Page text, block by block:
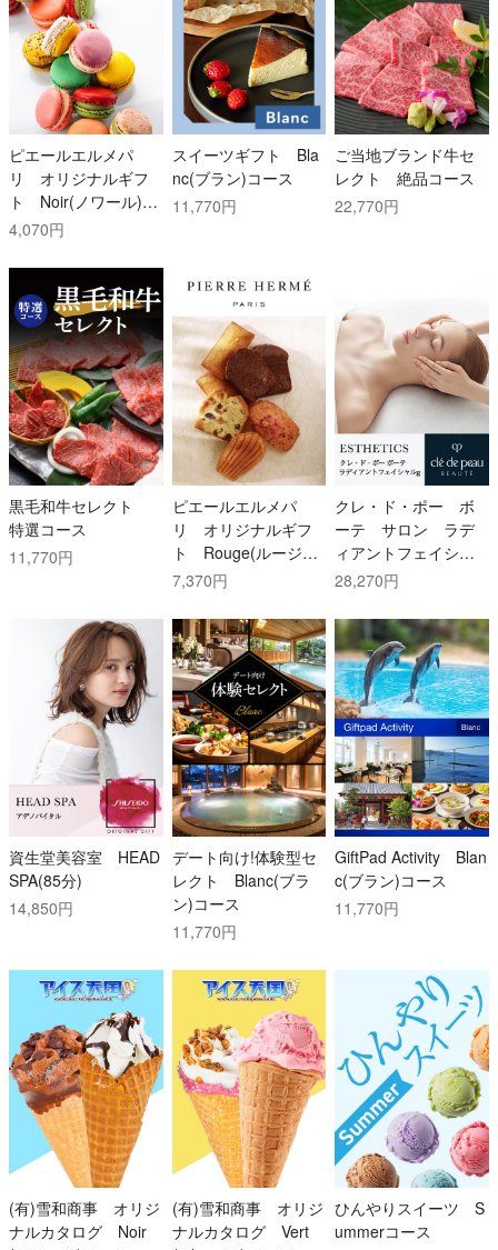
ピエールエルメパ
リ オリジナルギフ
ト Noir(ノワール)コ
ース
4,070円
スイーツギフト Bla
nc(ブラン)コース
11,770円
ご当地ブランド牛セ
レクト 絶品コース
22,770円
黒毛和牛セレクト
特選コース
11,770円
ピエールエルメパ
リ オリジナルギフ
ト Rouge(ルージュ)
コース
7,370円
クレ・ド・ポー ボ
ーテ サロン ラデ
ィアントフェイシャ
ル
28,270円
資生堂美容室 HEAD
SPA(85分)
14,850円
デート向け!体験型セ
レクト Blanc(ブラ
ン)コース
11,770円
GiftPad Activity Blan
c(ブラン)コース
11,770円
(有)雪和商事 オリジ
ナルカタログ Noir
(有)雪和商事 オリジ
ナルカタログ Vert
ひんやりスイーツ S
ummerコース